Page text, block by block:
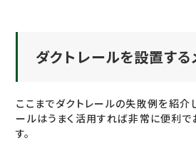
ダクトレールを設置する
ここまでダクトレールの失敗例を紹介
ールはうまく活用すれば非常に便利で
す。